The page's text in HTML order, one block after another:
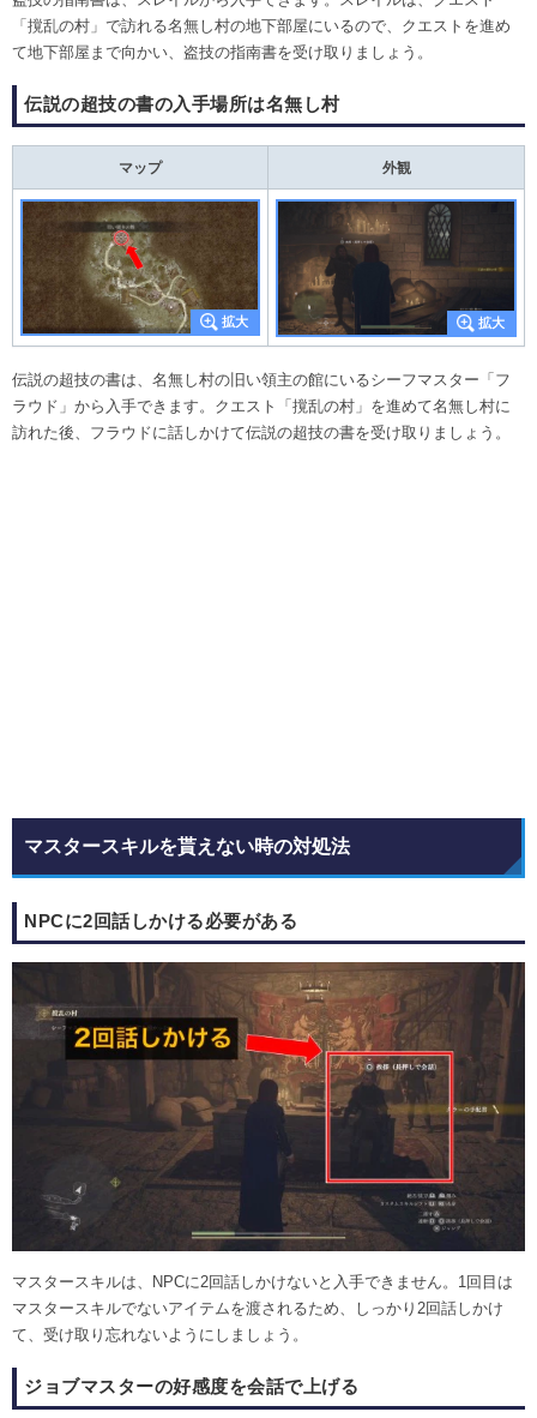
「撹乱の村」で訪れる名無し村の地下部屋にいるので、クエストを進め
て地下部屋まで向かい、盗技の指南書を受け取りましょう。
伝説の超技の書の入手場所は名無し村
マップ 外観
伝説の超技の書は、名無し村の旧い領主の館にいるシーフマスター「フ
ラウド」から入手できます。クエスト「撹乱の村」を進めて名無し村に
訪れた後、フラウドに話しかけて伝説の超技の書を受け取りましょう。
マスタースキルを貰えない時の対処法
NPCに2回話しかける必要がある
マスタースキルは、NPCに2回話しかけないと入手できません。1回目は
マスタースキルでないアイテムを渡されるため、しっかり2回話しかけ
て、受け取り忘れないようにしましょう。
ジョブマスターの好感度を会話で上げる